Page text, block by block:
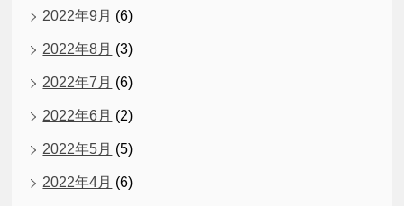
2022年9月 (6)
2022年8月 (3)
2022年7月 (6)
2022年6月 (2)
2022年5月 (5)
2022年4月 (6)